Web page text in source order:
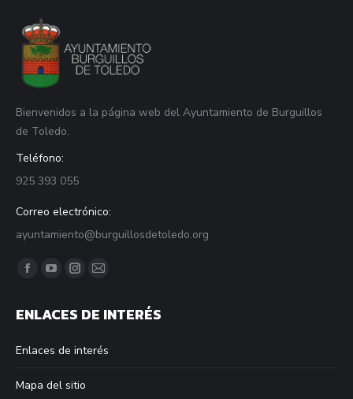
Bienvenidos a la página web del Ayuntamiento de Burguillos
de Toledo.
Teléfono:
925 393 055
Correo electrónico:
ayuntamiento@burguillosdetoledo.org
Find us on:
Facebook
opens
new
window
YouTube
opens
new
window
Instagram
opens
new
window
Mail
opens
new
ENLACES DE INTERÉS
Enlaces de interés
Mapa del sitio